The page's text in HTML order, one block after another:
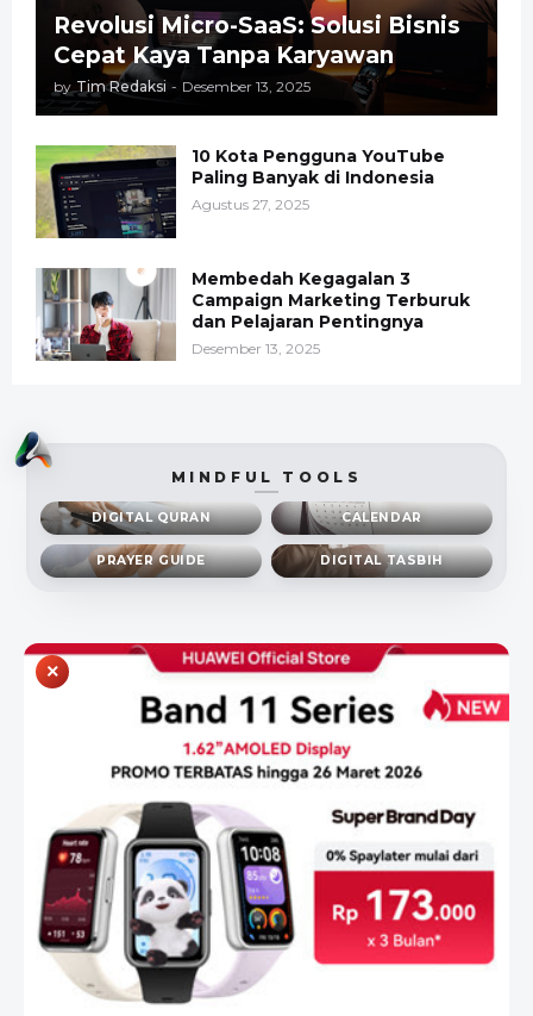
Revolusi Micro-SaaS: Solusi Bisnis
Cepat Kaya Tanpa Karyawan
by Tim Redaksi - Desember 13, 2025
10 Kota Pengguna YouTube
Paling Banyak di Indonesia
Agustus 27, 2025
Membedah Kegagalan 3
Campaign Marketing Terburuk
dan Pelajaran Pentingnya
Desember 13, 2025
MINDFUL TOOLS
DIGITAL QURAN CALENDAR
PRAYER GUIDE DIGITAL TASBIH
×